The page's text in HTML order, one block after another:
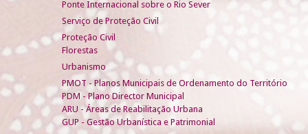
Ponte Internacional sobre o Rio Sever
Serviço de Proteção Civil
Proteção Civil
Florestas
Urbanismo
PMOT - Planos Municipais de Ordenamento do Território
PDM - Plano Director Municipal
ARU - Áreas de Reabilitação Urbana
GUP - Gestão Urbanística e Patrimonial